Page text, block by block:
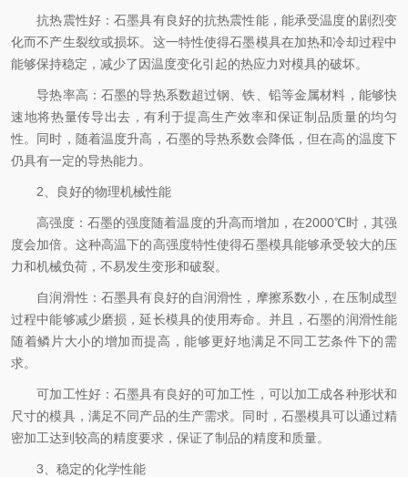
抗热震性好：石墨具有良好的抗热震性能，能承受温度的剧烈变
化而不产生裂纹或损坏。这一特性使得石墨模具在加热和冷却过程中
能够保持稳定，减少了因温度变化引起的热应力对模具的破坏。
导热率高：石墨的导热系数超过钢、铁、铅等金属材料，能够快
速地将热量传导出去，有利于提高生产效率和保证制品质量的均匀
性。同时，随着温度升高，石墨的导热系数会降低，但在高的温度下
仍具有一定的导热能力。
2、良好的物理机械性能
高强度：石墨的强度随着温度的升高而增加，在2000℃时，其强
度会加倍。这种高温下的高强度特性使得石墨模具能够承受较大的压
力和机械负荷，不易发生变形和破裂。
自润滑性：石墨具有良好的自润滑性，摩擦系数小，在压制成型
过程中能够减少磨损，延长模具的使用寿命。并且，石墨的润滑性能
随着鳞片大小的增加而提高，能够更好地满足不同工艺条件下的需
求。
可加工性好：石墨具有良好的可加工性，可以加工成各种形状和
尺寸的模具，满足不同产品的生产需求。同时，石墨模具可以通过精
密加工达到较高的精度要求，保证了制品的精度和质量。
3、稳定的化学性能